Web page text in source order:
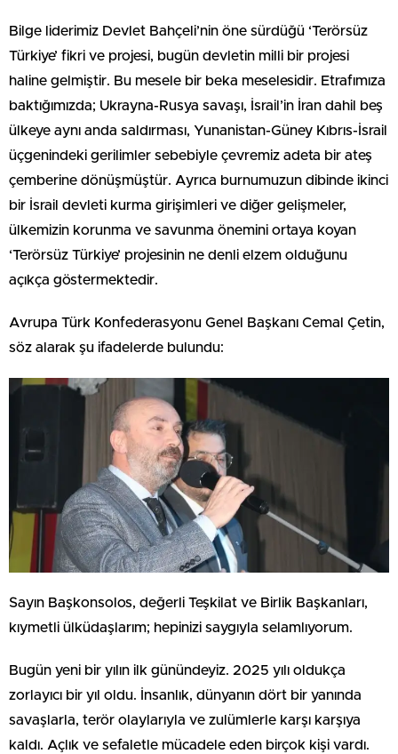
Bilge liderimiz Devlet Bahçeli’nin öne sürdüğü ‘Terörsüz
Türkiye’ fikri ve projesi, bugün devletin milli bir projesi
haline gelmiştir. Bu mesele bir beka meselesidir. Etrafımıza
baktığımızda; Ukrayna-Rusya savaşı, İsrail’in İran dahil beş
ülkeye aynı anda saldırması, Yunanistan-Güney Kıbrıs-İsrail
üçgenindeki gerilimler sebebiyle çevremiz adeta bir ateş
çemberine dönüşmüştür. Ayrıca burnumuzun dibinde ikinci
bir İsrail devleti kurma girişimleri ve diğer gelişmeler,
ülkemizin korunma ve savunma önemini ortaya koyan
‘Terörsüz Türkiye’ projesinin ne denli elzem olduğunu
açıkça göstermektedir.
Avrupa Türk Konfederasyonu Genel Başkanı Cemal Çetin,
söz alarak şu ifadelerde bulundu:
Sayın Başkonsolos, değerli Teşkilat ve Birlik Başkanları,
kıymetli ülküdaşlarım; hepinizi saygıyla selamlıyorum.
Bugün yeni bir yılın ilk günündeyiz. 2025 yılı oldukça
zorlayıcı bir yıl oldu. İnsanlık, dünyanın dört bir yanında
savaşlarla, terör olaylarıyla ve zulümlerle karşı karşıya
kaldı. Açlık ve sefaletle mücadele eden birçok kişi vardı.